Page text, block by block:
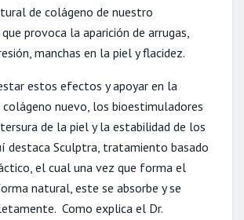
de colágeno de nuestro
provoca la aparición de arrugas,
manchas en la piel y flacidez.
estos efectos y apoyar en la
colágeno nuevo, los bioestimuladores
de la piel y la estabilidad de los
destaca Sculptra, tratamiento basado
el cual una vez que forma el
natural, este se absorbe y se
Como explica el Dr.